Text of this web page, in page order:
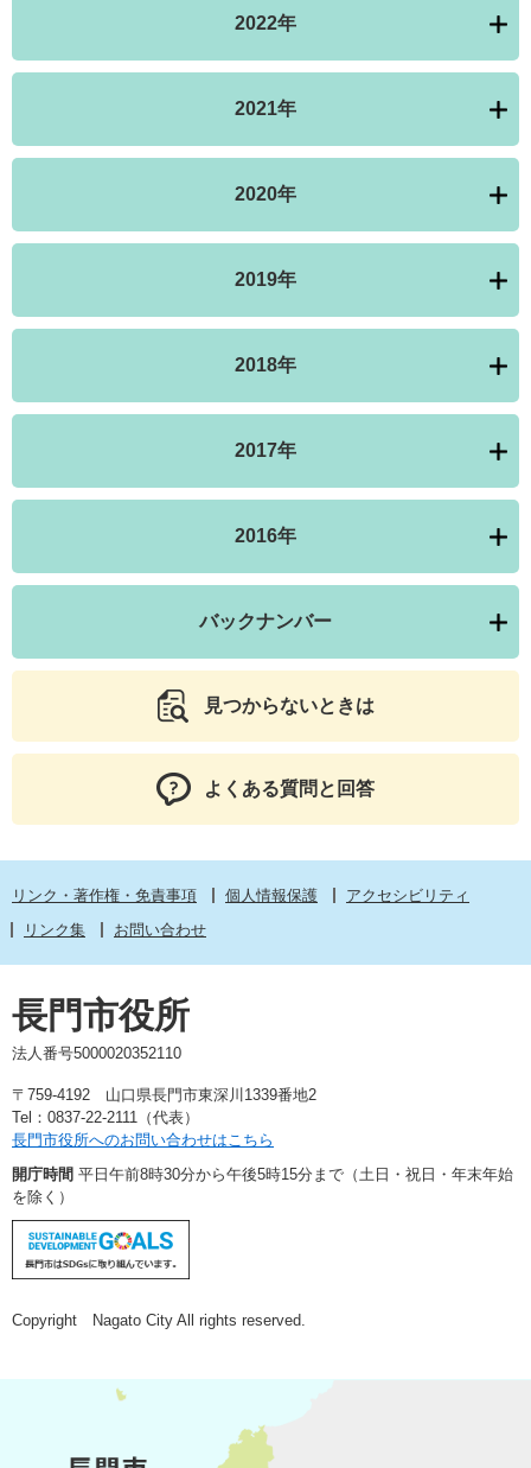
2022年
2021年
2020年
2019年
2018年
2017年
2016年
バックナンバー
見つからないときは
よくある質問と回答
リンク・著作権・免責事項 個人情報保護
アクセシビリティ
リンク集
お問い合わせ
長門市役所
法人番号5000020352110
〒759-4192 山口県長門市東深川1339番地2
Tel：0837-22-2111（代表）
長門市役所へのお問い合わせはこちら
開庁時間 平日午前8時30分から午後5時15分まで（土日・祝日・年末年始
を除く）
Copyright Nagato City All rights reserved.